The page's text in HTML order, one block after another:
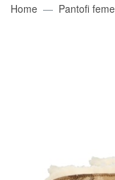
Home Pantofi